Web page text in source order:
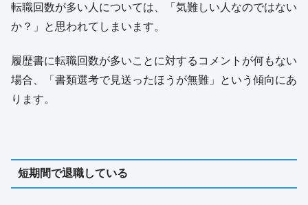
転職回数が多い人については、「気難しい人なのではない
か？」と思われてしまいます。
履歴書に転職回数が多いことに対するコメントが何もない
場合、「書類選考で見送ったほうが無難」という傾向にあ
ります。
短期間で退職している